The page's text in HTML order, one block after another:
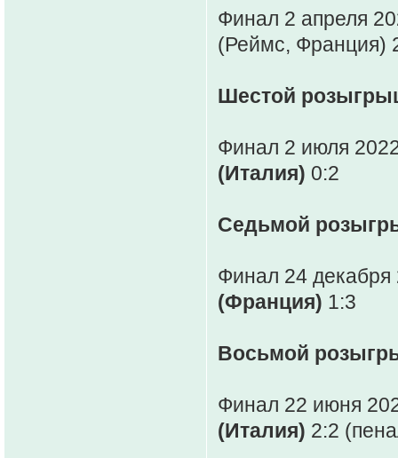
Финал 2 апреля
(Реймс, Франция)
Шестой
Финал 2 июля
(Италия) 0:2
Седьмой
Финал 24 декабря
(Франция) 1:3
Восьмой
Финал 22 июня
(Италия) 2:2